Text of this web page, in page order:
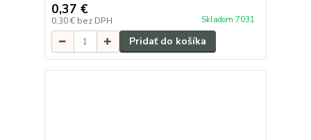
0,37 €
0,30 € bez DPH Skladom 7031
Pridať do košíka